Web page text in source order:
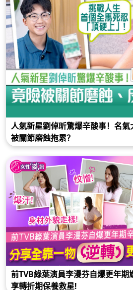
人氣新星劉倬昕驚爆辛酸事！名
被關節磨蝕拖累？
前TVB綠葉演員李漫芬自爆更年
享轉折期保養救星!